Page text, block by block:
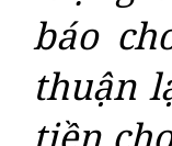
báo
thuận